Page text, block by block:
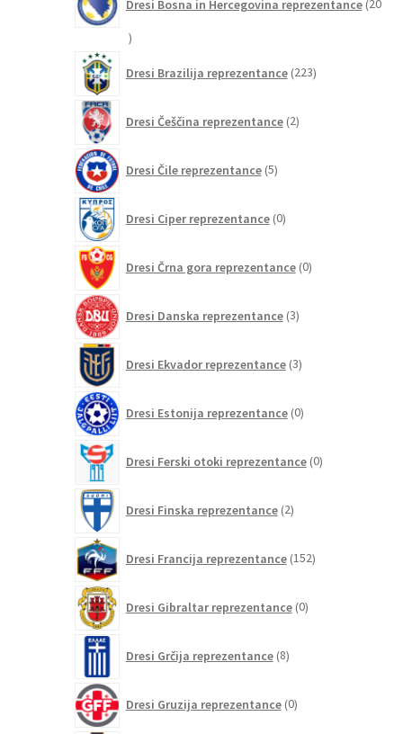
Dresi Bosna in Hercegovina reprezentance 20
20
Dresi Brazilija reprezentance 223izdelkov
Dresi Češčina reprezentance 2izdelka
Dresi Čile reprezentance 5izdelkov
Dresi Ciper reprezentance 0izdelkov
Dresi Črna gora reprezentance 0izdelkov
Dresi Danska reprezentance 3izdelki
Dresi Ekvador reprezentance 3izdelki
Dresi Estonija reprezentance 0izdelkov
Dresi Ferski otoki reprezentance 0izdelkov
Dresi Finska reprezentance 2izdelka
Dresi Francija reprezentance 152izdelkov
Dresi Gibraltar reprezentance 0izdelkov
Dresi Grčija reprezentance 8izdelkov
Dresi Gruzija reprezentance 0izdelkov